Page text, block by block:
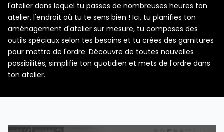
l'atelier dans lequel tu passes de nombreuses heures ton
atelier, l'endroit où tu te sens bien ! Ici, tu planifies ton
aménagement d'atelier sur mesure, tu composes des
outils spéciaux selon tes besoins et tu crées des garnitures
pour mettre de l'ordre. Découvre de toutes nouvelles
possibilités, simplifie ton quotidien et mets de l'ordre dans
ton atelier.